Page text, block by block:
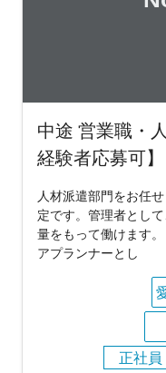
中途 営業職・
経験者応募可】
人材派遣部門をお任
定です。管理者とし
量をもって働けます
アプランナーとし
正社員